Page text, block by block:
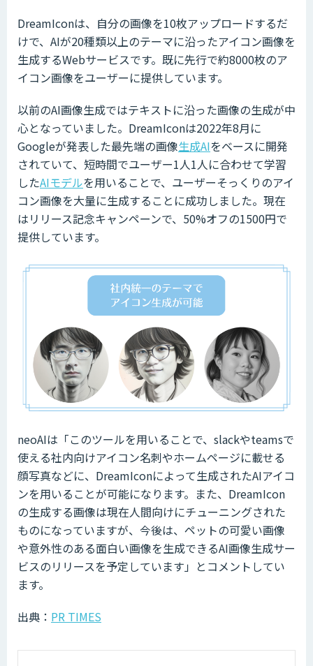
DreamIconは、自分の画像を10枚アップロードするだ
けで、AIが20種類以上のテーマに沿ったアイコン画像を
生成するWebサービスです。既に先行で約8000枚のア
イコン画像をユーザーに提供しています。
以前のAI画像生成ではテキストに沿った画像の生成が中
心となっていました。DreamIconは2022年8月に
Googleが発表した最先端の画像生成AIをベースに開発
されていて、短時間でユーザー1人1人に合わせて学習
したAIモデルを用いることで、ユーザーそっくりのアイ
コン画像を大量に生成することに成功しました。現在
はリリース記念キャンペーンで、50%オフの1500円で
提供しています。
neoAIは「このツールを用いることで、slackやteamsで
使える社内向けアイコン名刺やホームページに載せる
顔写真などに、DreamIconによって生成されたAIアイコ
ンを用いることが可能になります。また、DreamIcon
の生成する画像は現在人間向けにチューニングされた
ものになっていますが、今後は、ペットの可愛い画像
や意外性のある面白い画像を生成できるAI画像生成サー
ビスのリリースを予定しています」とコメントしてい
ます。
出典： PR TIMES